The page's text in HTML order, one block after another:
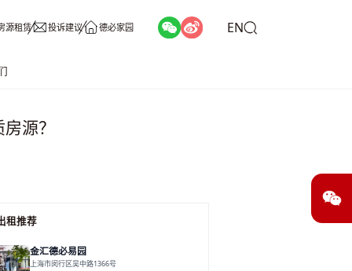
源租赁 投诉建议 德必家园 EN
源？
租推荐
金汇德必易园
上海市闵行区吴中路1366号